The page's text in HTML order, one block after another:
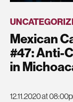
Mexican
#47: Anti-
in
12.11.2020 at